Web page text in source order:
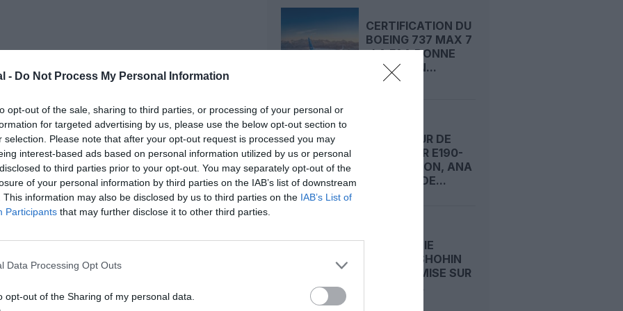
- Do Not Process My Personal Information
opt-out of the sale, sharing to third parties, or processing of your personal or
for targeted advertising by us, please use the below opt-out section to
selection. Please note that after your opt-out request is processed you may
interest-based ads based on personal information utilized by us or personal
to third parties prior to your opt-out. You may separately opt-out of the
of your personal information by third parties on the IAB’s list of downstream
This information may also be disclosed by us to third parties on the IAB’s List of
Participants that may further disclose it to other third parties.
Data Processing Opt Outs
opt-out of the Sharing of my personal data.
estimée de 95 millions de dollars. Le rachat
détenues par Trustmark Holdings Corp. (premier
de Lucio Tan) devrait être finalisé d’ici la fin
de la croyance du groupe ANA HD dans le
considérable de la compagnie nationale
de la confiance que le marché aérien aux
de leader économique pour la région de
plus, l’investissement « annonce l’aube d’une
qui s’est lancée dans un programme
sa flotte et son réseau passer à près de 100
« a coïncidé avec un accent mis sur la
fait du PAL le transporteur s’étant le plus
CERTIFICATION DU
BOEING 737 MAX 7
: LA FAA DONNE
ENFIN SON...
OPÉRATEUR DE
L’EMBRAER E190-
E2 AU JAPON, ANA
COMMANDE...
COMPAGNIE
TADJIKE SHOHIN
AIRLINES MISE SUR